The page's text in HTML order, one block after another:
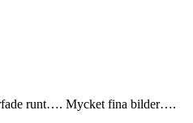
runt…. Mycket fina bilder….